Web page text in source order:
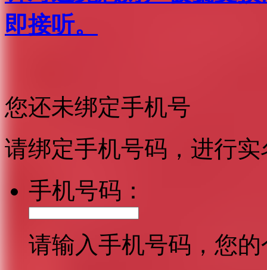
即接听。
您还未绑定手机号
请绑定手机号码，进行
手机号码：
请输入手机号码，您